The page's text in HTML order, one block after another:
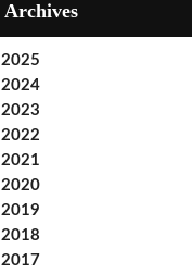
Archives
2025
2024
2023
2022
2021
2020
2019
2018
2017